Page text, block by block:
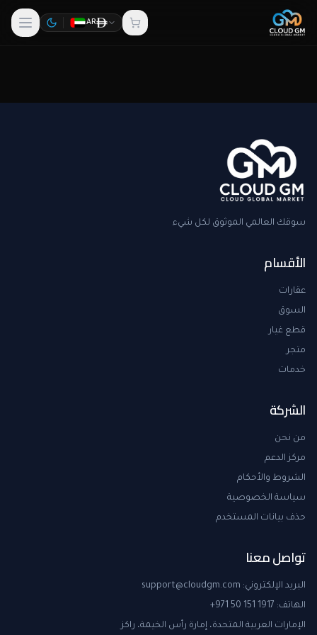
AR
سوقك العالمي الموثوق لكل شيء
الأقسام
عقارات
السوق
قطع غيار
متجر
خدمات
الشركة
من نحن
مركز الدعم
الشروط والأحكام
سياسة الخصوصية
حذف بيانات المستخدم
تواصل معنا
البريد الإلكتروني:
support@cloudgm.com
الهاتف:
+971 50 151 1917
الإمارات العربية المتحدة، إمارة رأس الخيمة، راكز